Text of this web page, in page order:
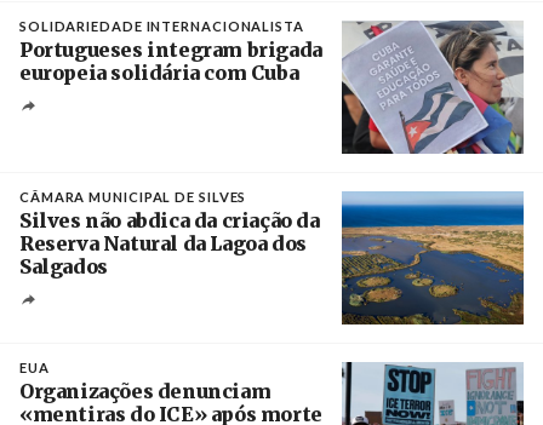
SOLIDARIEDADE INTERNACIONALISTA
Portugueses integram brigada
europeia solidária com Cuba
CÂMARA MUNICIPAL DE SILVES
Silves não abdica da criação da
Reserva Natural da Lagoa dos
Salgados
EUA
Organizações denunciam
«mentiras do ICE» após morte